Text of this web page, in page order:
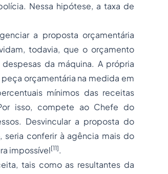
Nessa hipótese, a taxa de
a proposta orçamentária
todavia, que o orçamento
da máquina. A própria
orçamentária na medida em
mínimos das receitas
isso, compete ao Chefe do
Desvincular a proposta do
conferir à agência mais do
impossível[11].
tais como as resultantes da